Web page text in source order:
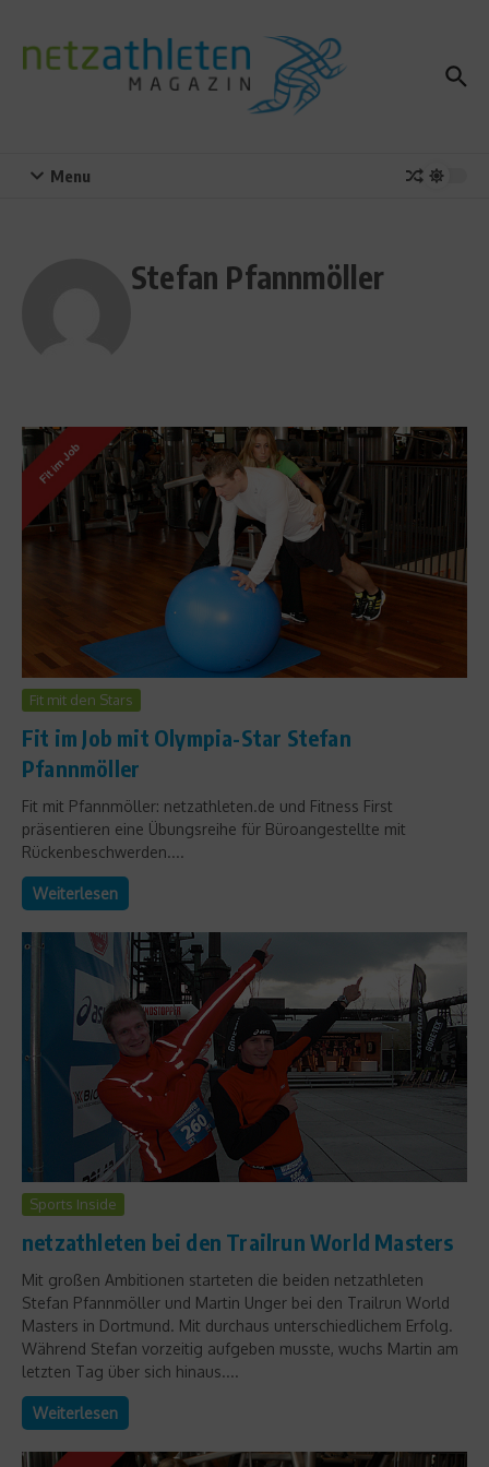
Menu
Stefan Pfannmöller
Fit mit den Stars
Fit im Job mit Olympia-Star Stefan
Pfannmöller
Fit mit Pfannmöller: netzathleten.de und Fitness First
präsentieren eine Übungsreihe für Büroangestellte mit
Rückenbeschwerden....
Weiterlesen
Sports Inside
netzathleten bei den Trailrun World Masters
Mit großen Ambitionen starteten die beiden netzathleten
Stefan Pfannmöller und Martin Unger bei den Trailrun World
Masters in Dortmund. Mit durchaus unterschiedlichem Erfolg.
Während Stefan vorzeitig aufgeben musste, wuchs Martin am
letzten Tag über sich hinaus....
Weiterlesen